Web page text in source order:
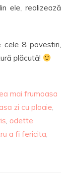
ele, realizează
cele 8 povestiri,
plăcută!
mai frumoasa
zi cu ploaie,
, odette
a fi fericita,